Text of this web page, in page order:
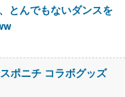
とんでもないダンスを
ポニチ コラボグッズ